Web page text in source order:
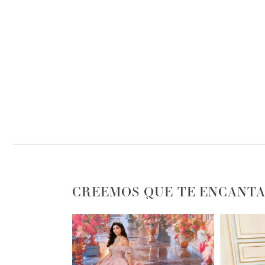
CREEMOS QUE TE
PAUSE AUTOPLAY
PREVIOUS SLIDE
NEXT SLIDE
0
1